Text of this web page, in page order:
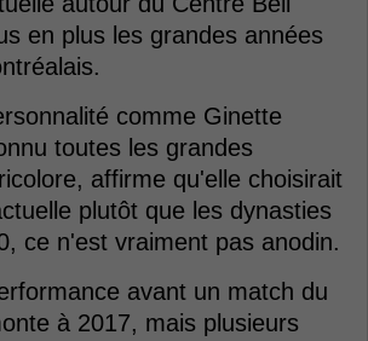
en plus les grandes années
comme Ginette
toutes les grandes
affirme qu'elle choisirait
plutôt que les dynasties
ce n'est vraiment pas anodin.
avant un match du
à 2017, mais plusieurs